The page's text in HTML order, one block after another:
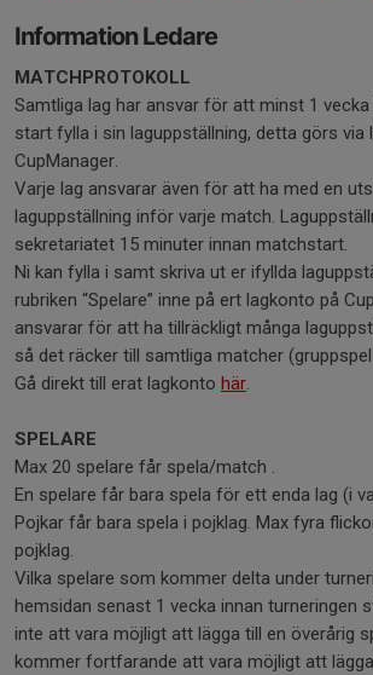
Information Ledare
MATCHPROTOKOLL
Samtliga lag har ansvar för att minst 1
start fylla i sin laguppställning, detta görs via
CupManager.
Varje lag ansvarar även för att ha med en
laguppställning inför varje match.
sekretariatet 15 minuter innan matchstart.
Ni kan fylla i samt skriva ut er ifyllda
rubriken “Spelare” inne på ert lagkonto på
ansvarar för att ha tillräckligt många
så det räcker till samtliga matcher
Gå direkt till erat lagkonto här.
SPELARE
Max 20 spelare får spela/match .
En spelare får bara spela för ett enda lag (i
Pojkar får bara spela i pojklag. Max fyra
pojklag.
Vilka spelare som kommer delta under
hemsidan senast 1 vecka innan turneringen
inte att vara möjligt att lägga till en överårig
kommer fortfarande att vara möjligt att